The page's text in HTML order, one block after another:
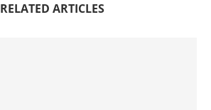
RELATED ARTICLES